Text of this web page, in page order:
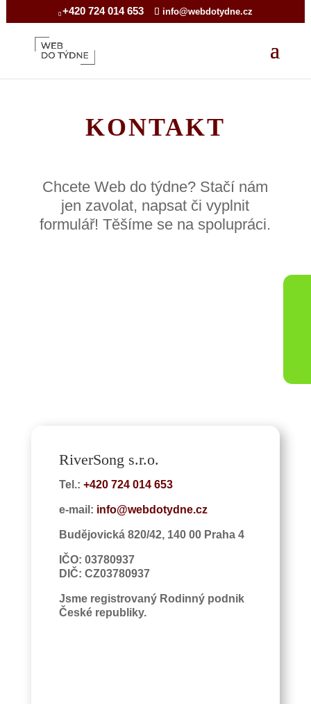
+420 724 014 653 info@webdotydne.cz
KONTAKT
Chcete Web do týdne? Stačí nám
jen zavolat, napsat či vyplnit
formulář! Těšíme se na spolupráci.
RiverSong s.r.o.
Tel.: +420 724 014 653
e-mail: info@webdotydne.cz
Budějovická 820/42, 140 00 Praha 4
IČO: 03780937
DIČ: CZ03780937
Jsme registrovaný Rodinný podnik
České republiky.